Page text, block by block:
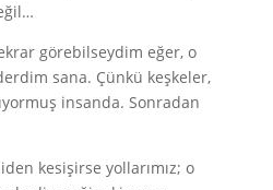
görebilseydim eğer, o
sana. Çünkü keşkeler,
insanda. Sonradan
kesişirse yollarımız; o